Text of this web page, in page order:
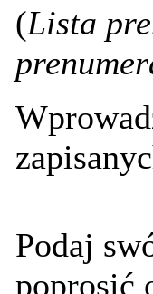
(Lista
Podaj
poprosić